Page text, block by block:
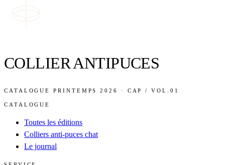
COLLIER ANTIPUCES
CATALOGUE PRINTEMPS 2026 · CAP / VOL.01
CATALOGUE
Toutes les éditions
Colliers anti-puces chat
Le journal